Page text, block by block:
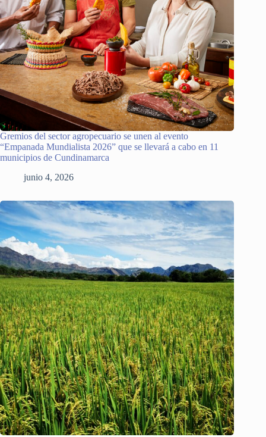
Gremios del sector agropecuario se unen al evento
“Empanada Mundialista 2026” que se llevará a cabo en 11
municipios de Cundinamarca
junio 4, 2026